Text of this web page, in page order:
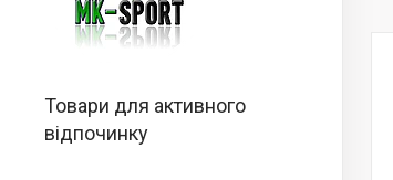
Товари для активного
відпочинку